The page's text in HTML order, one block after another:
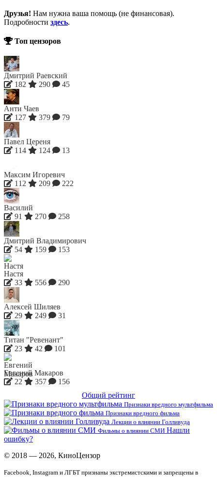
Друзья! Нам нужна ваша помощь (не финансовая).
Подробности здесь.
Топ цензоров
Дмитрий Раевский
182
290 45
Анти Чаев
127
379 79
Павел Цереня
114
124 13
Максим Игоревич
112
209 222
Василий
91
270 258
Дмитрий Владимирович
54
159 153
Настя
33
556 290
Алексей Шиляев
29
249 31
Титан "Ревенант"
23
42 101
Евгений Макаров
22
357
156
Общий рейтинг
Признаки вредного мультфильма
Признаки вредного фильма
Лекции о влиянии Голливуда
Фильмы о влиянии СМИ Нашли
ошибку?
© 2018 — 2026, КиноЦензор
Facebook, Instagram и ЛГБТ признаны экстремистскими и запрещены в